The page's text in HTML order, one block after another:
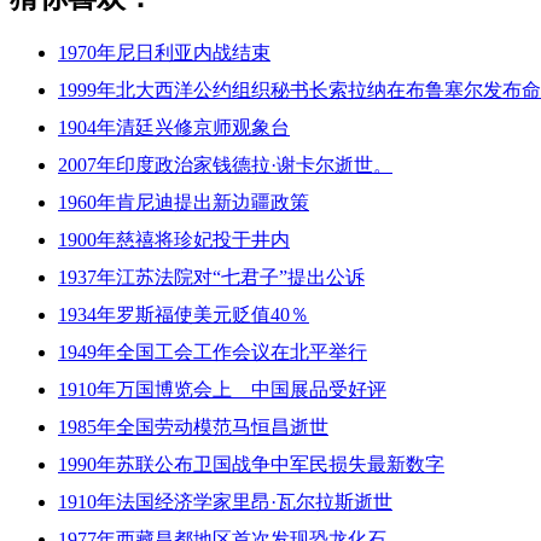
1970年尼日利亚内战结束
1999年北大西洋公约组织秘书长索拉纳在布鲁塞尔发布
1904年清廷兴修京师观象台
2007年印度政治家钱德拉·谢卡尔逝世。
1960年肯尼迪提出新边疆政策
1900年慈禧将珍妃投于井内
1937年江苏法院对“七君子”提出公诉
1934年罗斯福使美元贬值40％
1949年全国工会工作会议在北平举行
1910年万国博览会上 中国展品受好评
1985年全国劳动模范马恒昌逝世
1990年苏联公布卫国战争中军民损失最新数字
1910年法国经济学家里昂·瓦尔拉斯逝世